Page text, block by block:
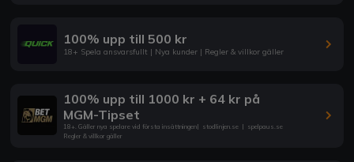
100% upp till 500 kr
18+ Spela ansvarsfullt | Nya kunder | Regler & villkor gäller
100% upp till 1000 kr + 64 kr på
MGM-Tipset
18+. Gäller nya spelare vid första insättningen| stodlinjen.se | spelpaus.se
Regler & villkor gäller